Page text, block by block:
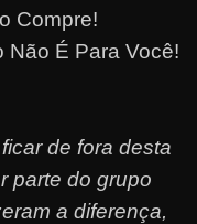
Compre!
Não É Para Você!
de fora desta
parte do grupo
a diferença,